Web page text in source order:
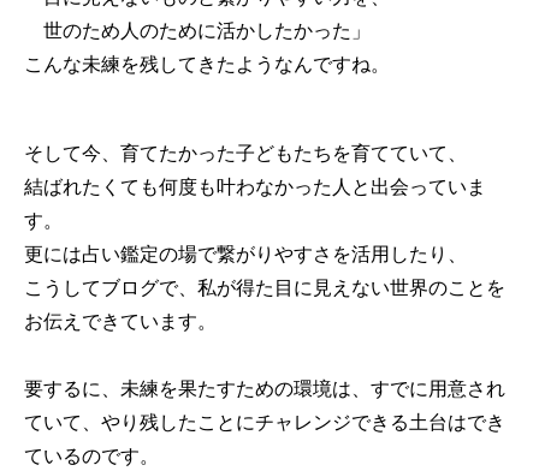
世のため人のために活かしたかった」
こんな未練を残してきたようなんですね。
そして今、育てたかった子どもたちを育てていて、
結ばれたくても何度も叶わなかった人と出会っていま
す。
更には占い鑑定の場で繋がりやすさを活用したり、
こうしてブログで、私が得た目に見えない世界のことを
お伝えできています。
要するに、未練を果たすための環境は、すでに用意され
ていて、やり残したことにチャレンジできる土台はでき
ているのです。